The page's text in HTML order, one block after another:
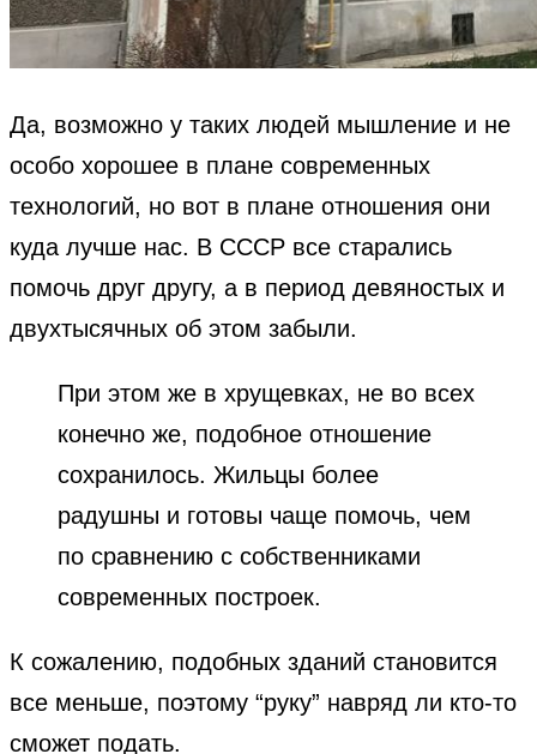
Да, возможно у таких людей мышление и не
особо хорошее в плане современных
технологий, но вот в плане отношения они
куда лучше нас. В СССР все старались
помочь друг другу, а в период девяностых и
двухтысячных об этом забыли.
При этом же в хрущевках, не во всех
конечно же, подобное отношение
сохранилось. Жильцы более
радушны и готовы чаще помочь, чем
по сравнению с собственниками
современных построек.
К сожалению, подобных зданий становится
все меньше, поэтому “руку” навряд ли кто-то
сможет подать.